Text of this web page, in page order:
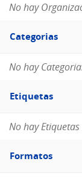
No hay
Filtro
Categorias
Categorias
No hay
Filtro
Etiquetas
Etiquetas
No hay
Filtro
Formatos
Formatos